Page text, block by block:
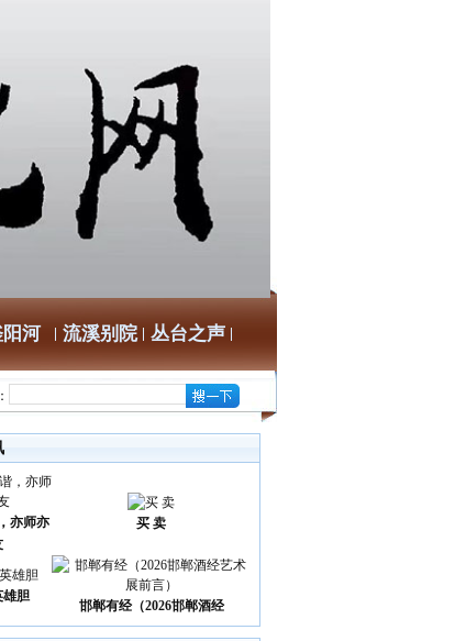
河 流溪别院 丛台之声
亦师亦
买 卖
雄胆
邯郸有经（2026邯郸酒经